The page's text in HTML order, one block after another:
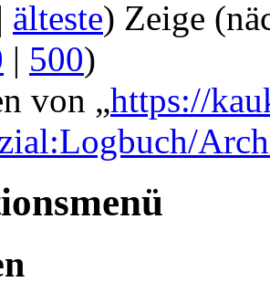
älteste) Zeige
| 500)
von „https://